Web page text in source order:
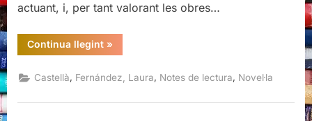
actuant, i, per tant valorant les obres…
Continua llegint“La
señora
no
es
Santa
»
Castellà, Fernández, Laura, Notes de lectura, Novel·la